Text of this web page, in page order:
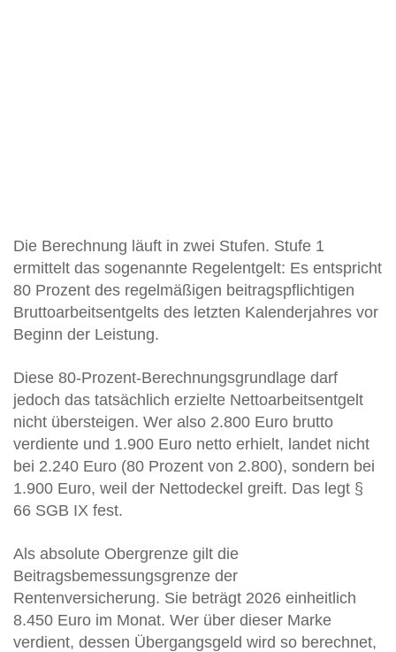
Die Berechnung läuft in zwei Stufen. Stufe 1
ermittelt das sogenannte Regelentgelt: Es entspricht
80 Prozent des regelmäßigen beitragspflichtigen
Bruttoarbeitsentgelts des letzten Kalenderjahres vor
Beginn der Leistung.
Diese 80-Prozent-Berechnungsgrundlage darf
jedoch das tatsächlich erzielte Nettoarbeitsentgelt
nicht übersteigen. Wer also 2.800 Euro brutto
verdiente und 1.900 Euro netto erhielt, landet nicht
bei 2.240 Euro (80 Prozent von 2.800), sondern bei
1.900 Euro, weil der Nettodeckel greift. Das legt §
66 SGB IX fest.
Als absolute Obergrenze gilt die
Beitragsbemessungsgrenze der
Rentenversicherung. Sie beträgt 2026 einheitlich
8.450 Euro im Monat. Wer über dieser Marke
verdient, dessen Übergangsgeld wird so berechnet,